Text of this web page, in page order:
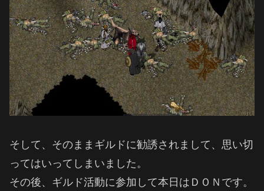
そして、そのままギルドに勧誘されまして、思い切
ってはいってしまいました。
その後、ギルド活動に参加して本日はＤＯＮです。